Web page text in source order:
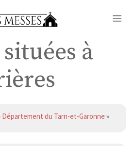
à
Département du Tarn-et-Garonne »